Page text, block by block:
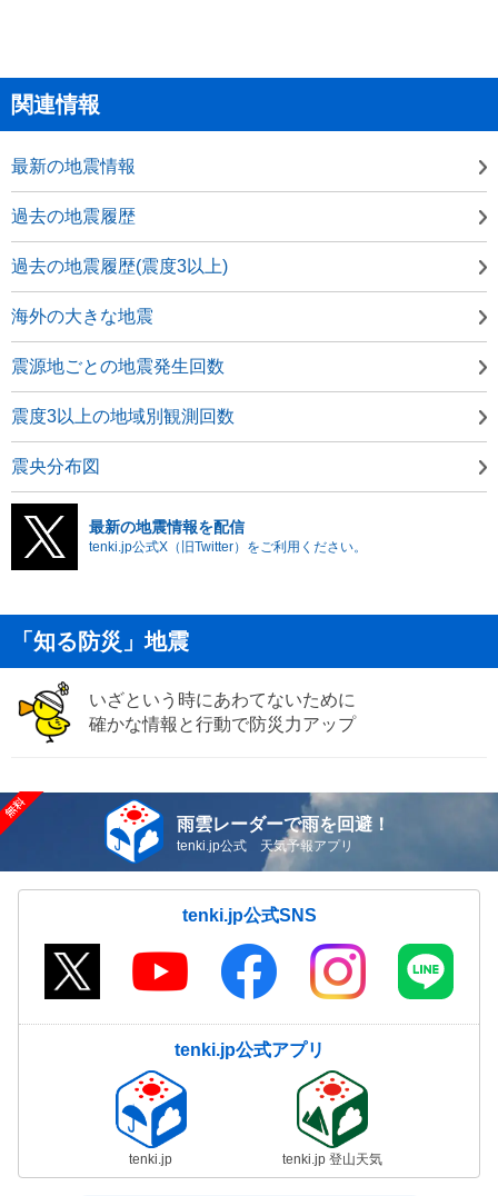
関連情報
最新の地震情報
過去の地震履歴
過去の地震履歴(震度3以上)
海外の大きな地震
震源地ごとの地震発生回数
震度3以上の地域別観測回数
震央分布図
最新の地震情報を配信
tenki.jp公式X（旧Twitter）をご利用ください。
「知る防災」地震
いざという時にあわてないために
確かな情報と行動で防災力アップ
雨雲レーダーで雨を回避！
tenki.jp公式 天気予報アプリ
tenki.jp公式SNS
tenki.jp公式アプリ
tenki.jp tenki.jp 登山天気